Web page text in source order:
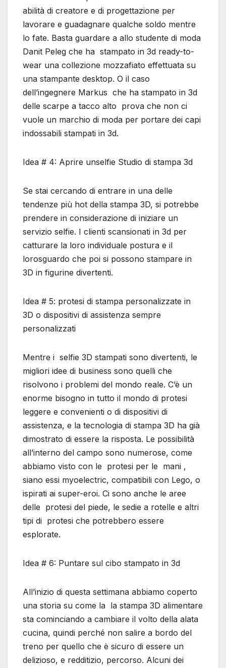
abilità di creatore e di progettazione per
lavorare e guadagnare qualche soldo mentre
lo fate. Basta guardare a allo studente di moda
Danit Peleg che ha stampato in 3d ready-to-
wear una collezione mozzafiato effettuata su
una stampante desktop. O il caso
dell’ingegnere Markus che ha stampato in 3d
delle scarpe a tacco alto prova che non ci
vuole un marchio di moda per portare dei capi
indossabili stampati in 3d.
Idea # 4: Aprire unselfie Studio di stampa 3d
Se stai cercando di entrare in una delle
tendenze più hot della stampa 3D, si potrebbe
prendere in considerazione di iniziare un
servizio selfie. I clienti scansionati in 3d per
catturare la loro individuale postura e il
lorosguardo che poi si possono stampare in
3D in figurine divertenti.
Idea # 5: protesi di stampa personalizzate in
3D o dispositivi di assistenza sempre
personalizzati
Mentre i selfie 3D stampati sono divertenti, le
migliori idee di business sono quelli che
risolvono i problemi del mondo reale. C’è un
enorme bisogno in tutto il mondo di protesi
leggere e convenienti o di dispositivi di
assistenza, e la tecnologia di stampa 3D ha già
dimostrato di essere la risposta. Le possibilità
all’interno del campo sono numerose, come
abbiamo visto con le protesi per le mani ,
siano essi myoelectric, compatibili con Lego, o
ispirati ai super-eroi. Ci sono anche le aree
delle protesi del piede, le sedie a rotelle e altri
tipi di protesi che potrebbero essere
esplorate.
Idea # 6: Puntare sul cibo stampato in 3d
All’inizio di questa settimana abbiamo coperto
una storia su come la la stampa 3D alimentare
sta cominciando a cambiare il volto della alata
cucina, quindi perché non salire a bordo del
treno per quello che è sicuro di essere un
delizioso, e redditizio, percorso. Alcuni dei